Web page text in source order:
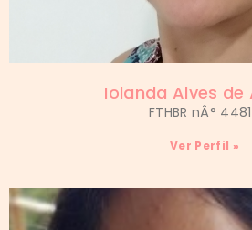
Iolanda Alves de
FTHBR nÂ°
Ver Perfil »